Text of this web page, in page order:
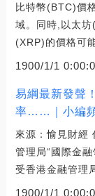
比特幣(BTC)價
域。同時,以太
(XRP)的價格可
1900/1/1
易綱最新發聲
率……｜小編
來源：愉見財
管理局“國際金
受香港金融管理
1900/1/1